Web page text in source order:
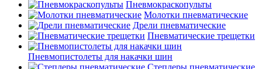
Пневмокраскопульты
Молотки пневматические
Дрели пневматические
Пневматические трещетки
Пневмопистолеты для накачки шин
Степлеры пневматические